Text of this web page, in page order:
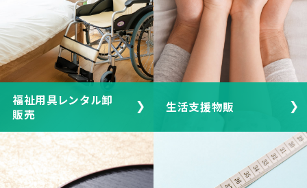
福祉用具レンタル卸
販売
生活支援物販